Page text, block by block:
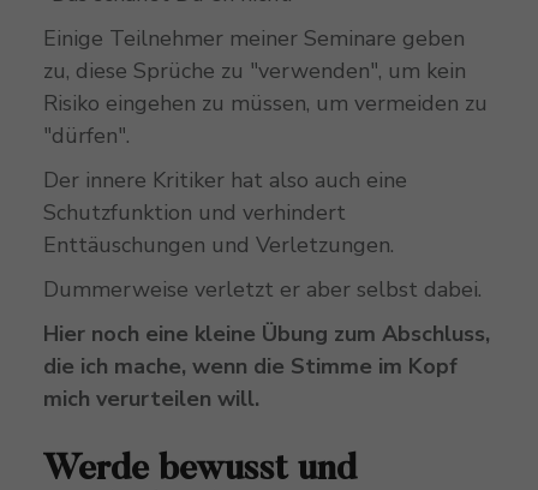
Einige Teilnehmer meiner Seminare geben
zu, diese Sprüche zu "verwenden", um kein
Risiko eingehen zu müssen, um vermeiden zu
"dürfen".
Der innere Kritiker hat also auch eine
Schutzfunktion und verhindert
Enttäuschungen und Verletzungen.
Dummerweise verletzt er aber selbst dabei.
Hier noch eine kleine Übung zum Abschluss,
die ich mache, wenn die Stimme im Kopf
mich verurteilen will.
Werde bewusst und